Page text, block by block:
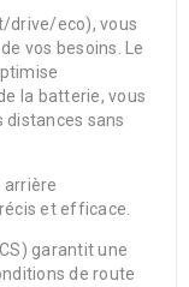
drive/eco), vous
vos besoins. Le
la batterie, vous
sans
arrière
et efficace.
garantit une
de route